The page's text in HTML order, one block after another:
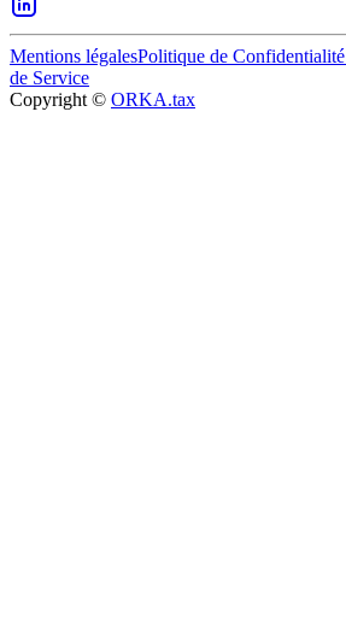
Mentions légalesPolitique de Confidentialité
de Service
Copyright © ORKA.tax